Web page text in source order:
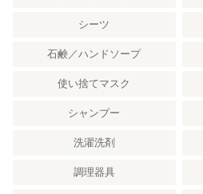
シーツ
石鹸／ハンドソープ
使い捨てマスク
シャンプー
洗濯洗剤
調理器具